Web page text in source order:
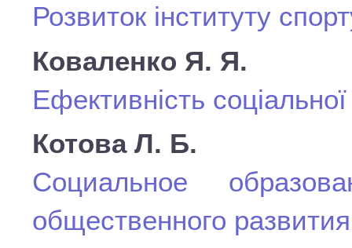
Розвиток інституту
Коваленко Я. Я.
Ефективність
Котова Л. Б.
Социальное
общественного развития